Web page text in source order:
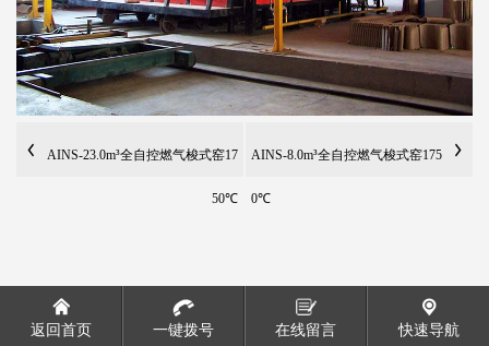
AINS-23.0m³全自控燃气梭式窑17
50℃
AINS-8.0m³全自控燃气梭式窑175
0℃
返回首页 一键拨号 在线留言 快速导航